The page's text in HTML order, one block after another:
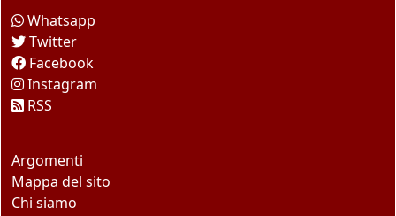
Whatsapp
Twitter
Facebook
Instagram
RSS
Argomenti
Mappa del sito
Chi siamo